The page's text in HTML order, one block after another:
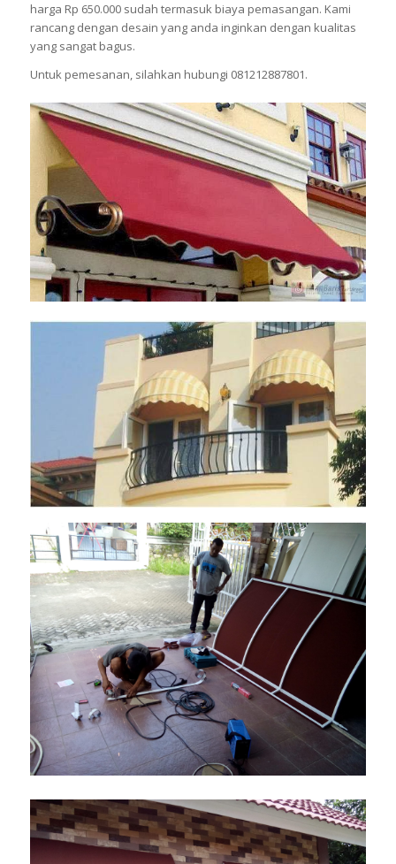
harga Rp 650.000 sudah termasuk biaya pemasangan. Kami
rancang dengan desain yang anda inginkan dengan kualitas
yang sangat bagus.
Untuk pemesanan, silahkan hubungi 081212887801.